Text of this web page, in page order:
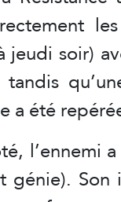
jeudi soir)
a été
l’ennemi
génie). Son